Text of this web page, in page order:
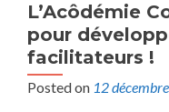
L’Acôdémie
pour
facilitateurs !
Posted on 12